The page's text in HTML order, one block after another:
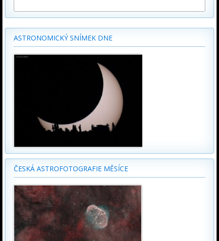
ASTRONOMICKÝ SNÍMEK DNE
ČESKÁ ASTROFOTOGRAFIE MĚSÍCE